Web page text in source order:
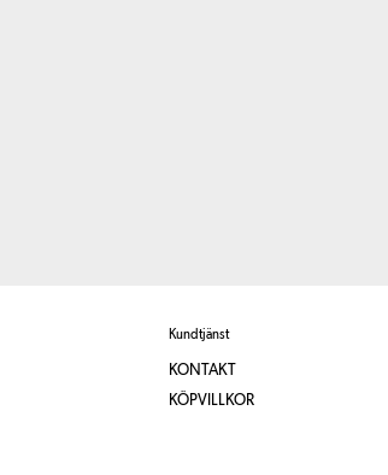
Kundtjänst
KONTAKT
KÖPVILLKOR